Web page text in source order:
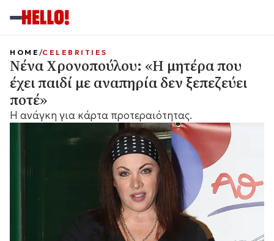
HOME CELEBRITIES
Νένα Χρονοπούλου: «Η μητέρα που
έχει παιδί με αναπηρία δεν ξεπεζεύει
ποτέ»
Η ανάγκη για κάρτα προτεραιότητας.